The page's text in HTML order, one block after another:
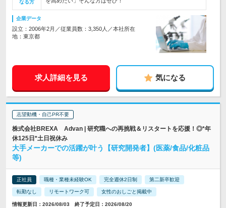
なる方
企業データ
設立：2006年2月／従業員数：3,350人／本社所在
地：東京都
求人詳細を見る 気になる
志望動機・自己PR不要
株式会社BREXA Advan | 研究職への再挑戦＆リスタートを応援！◎*年
休125日*土日祝休み
大手メーカーでの活躍が叶う【研究開発者】(医薬/食品/化粧品
等)
正社員 職種・業種未経験OK 完全週休2日制 第二新卒歓迎
転勤なし リモートワーク可 女性のおしごと掲載中
情報更新日：2026/08/03 終了予定日：2026/08/20